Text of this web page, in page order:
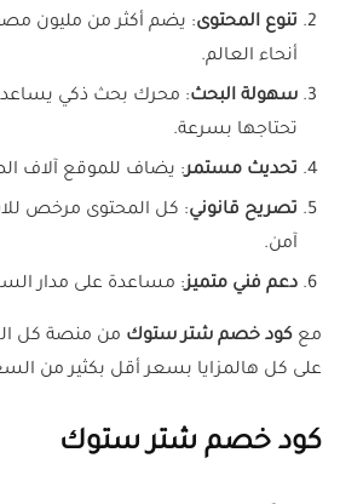
تنوع المحتوى: يضم أكثر من مليون
أنحاء العالم.
سهولة البحث: محرك بحث ذكي
تحتاجها بسرعة.
تحديث مستمر: يضاف للموقع آلاف
تصريح قانوني: كل المحتوى مرخص
آمن.
دعم فني متميز: مساعدة على مدار
مع كود خصم شتر ستوك من منصة كل
على كل هالمزايا بسعر أقل بكثير من
كود خصم شتر ستوك